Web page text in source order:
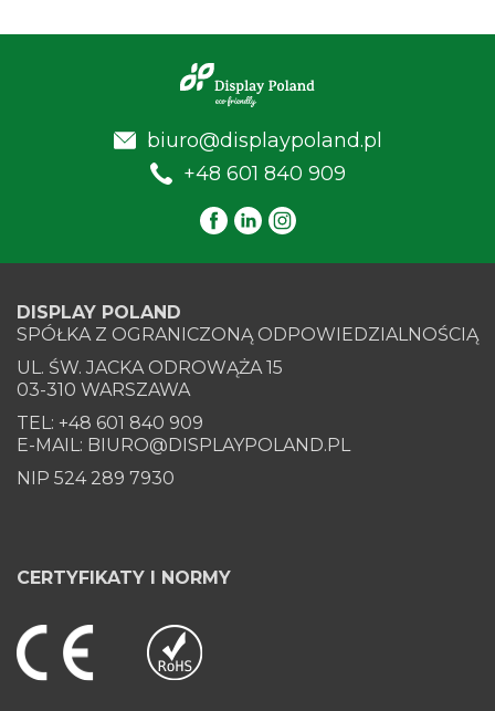
biuro@displaypoland.pl
+48 601 840 909
DISPLAY POLAND
SPÓŁKA Z OGRANICZONĄ ODPOWIEDZIALNOŚCIĄ
UL. ŚW. JACKA ODROWĄŻA 15
03-310 WARSZAWA
TEL: +48 601 840 909
E-MAIL: BIURO@DISPLAYPOLAND.PL
NIP 524 289 7930
CERTYFIKATY I NORMY